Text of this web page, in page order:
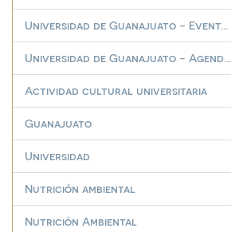
Universidad de Guanajuato - Event...
Universidad de Guanajuato - Agend...
Actividad cultural universitaria
Guanajuato
Universidad
Nutrición ambiental
Nutrición Ambiental